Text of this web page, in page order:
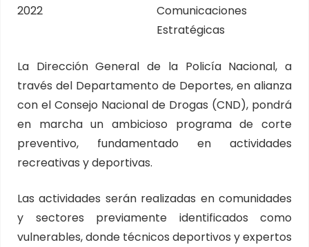
2022
Comunicaciones
Estratégicas
La Dirección General de la Policía Nacional, a
través del Departamento de Deportes, en alianza
con el Consejo Nacional de Drogas (CND), pondrá
en marcha un ambicioso programa de corte
preventivo, fundamentado en actividades
recreativas y deportivas.
Las actividades serán realizadas en comunidades
y sectores previamente identificados como
vulnerables, donde técnicos deportivos y expertos